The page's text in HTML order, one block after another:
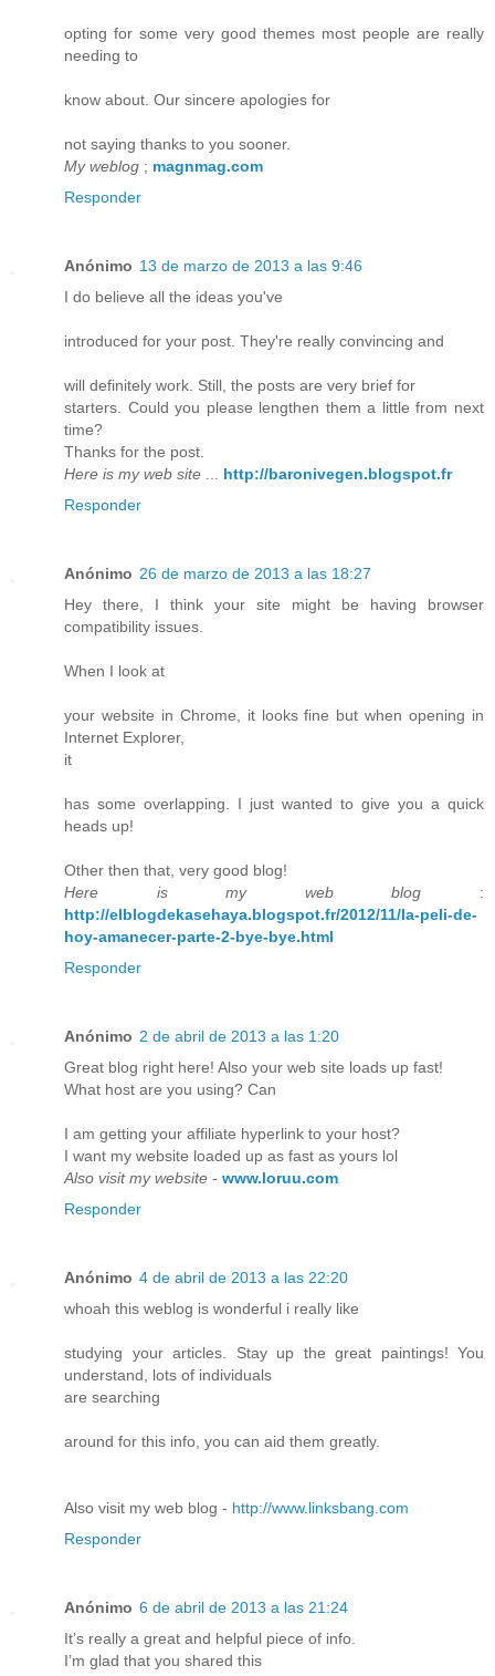
opting for some very good themes most people are really
needing to
know about. Our sincere apologies for
not saying thanks to you sooner.
My weblog ; magnmag.com
Responder
Anónimo 13 de marzo de 2013 a las 9:46
I do believe all the ideas you've
introduced for your post. They're really convincing and
will definitely work. Still, the posts are very brief for
starters. Could you please lengthen them a little from next
time?
Thanks for the post.
Here is my web site
http://baronivegen.blogspot.fr
Responder
Anónimo 26 de marzo de 2013 a las 18:27
Hey there, I think your site might be having browser
compatibility issues.
When I look at
your website in Chrome, it looks fine but when opening in
Internet Explorer,
it
has some overlapping. I just wanted to give you a quick
heads up!
Other then that, very good blog!
Here is my web blog :
http://elblogdekasehaya.blogspot.fr/2012/11/la-peli-de-
hoy-amanecer-parte-2-bye-bye.html
Responder
Anónimo 2 de abril de 2013 a las 1:20
Great blog right here! Also your web site loads up fast!
What host are you using? Can
I am getting your affiliate hyperlink to your host?
I want my website loaded up as fast as yours lol
Also visit my website - www.loruu.com
Responder
Anónimo 4 de abril de 2013 a las 22:20
whoah this weblog is wonderful i really like
studying your articles. Stay up the great paintings! You
understand, lots of individuals
are searching
around for this info, you can aid them greatly.
Also visit my web blog - http://www.linksbang.com
Responder
Anónimo 6 de abril de 2013 a las 21:24
It’s really a great and helpful piece of info.
I’m glad that you shared this